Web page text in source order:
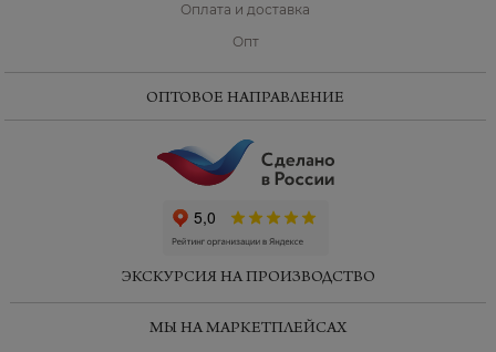
Оплата и доставка
Опт
ОПТОВОЕ НАПРАВЛЕНИЕ
ЭКСКУРСИЯ НА ПРОИЗВОДСТВО
МЫ НА МАРКЕТПЛЕЙСАХ